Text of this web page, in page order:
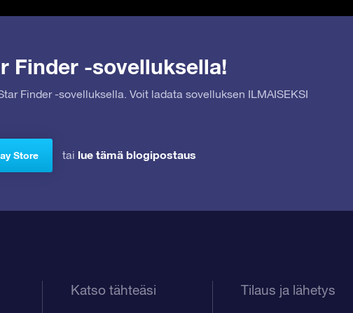
Finder -sovelluksella!
Finder -sovelluksella. Voit ladata sovelluksen ILMAISEKSI
Store tai lue tämä blogipostaus
Katso tähteäsi Tilaus ja lähetys